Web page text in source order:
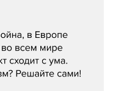
«Наше сердце